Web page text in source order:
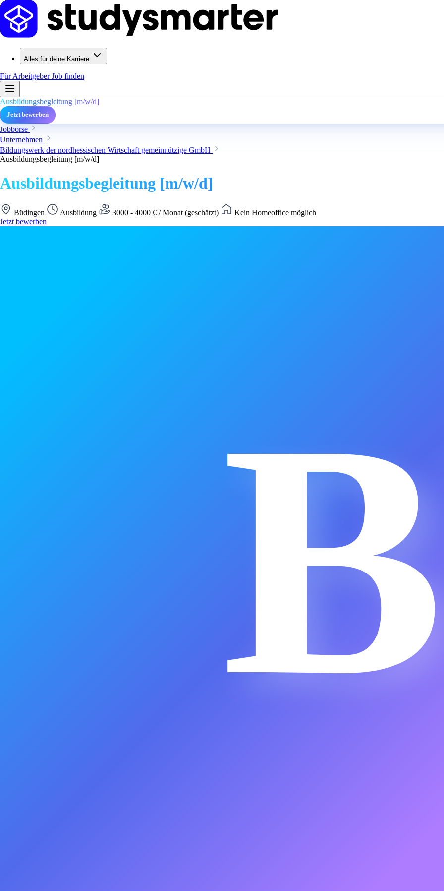
Alles für deine Karriere
Für ArbeitgeberJob finden
Ausbildungsbegleitung [m/w/d]
Jetzt bewerben
Jobbörse
Unternehmen
Bildungswerk der nordhessischen Wirtschaft gemeinnützige GmbH
Ausbildungsbegleitung [m/w/d]
Ausbildungsbegleitung [m/w/d]
Büdingen Ausbildung 3000 - 4000 € / Monat (geschätzt)
Kein Homeoffice möglich
Jetzt bewerben
B